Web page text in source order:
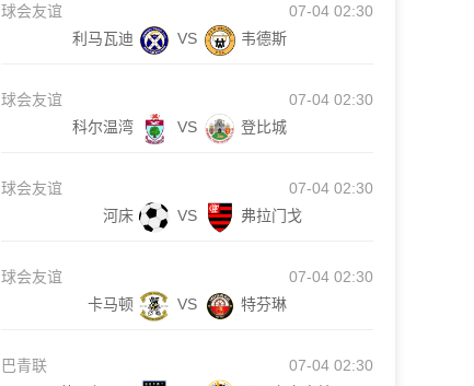
球会友谊
07-04 02:30
利马瓦迪
VS 韦德斯
球会友谊
07-04 02:30
科尔温湾
VS 登比城
球会友谊
07-04 02:30
河床
VS 弗拉门戈
球会友谊
07-04 02:30
卡马顿
VS 特芬琳
巴青联
07-04 02:30